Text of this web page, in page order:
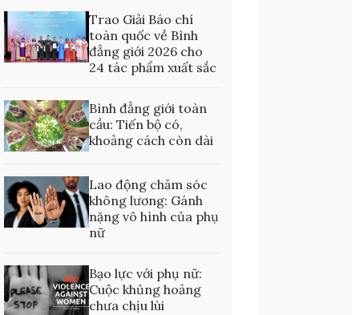
Trao Giải Báo chí
toàn quốc về Bình
đẳng giới 2026 cho
24 tác phẩm xuất sắc
Bình đẳng giới toàn
cầu: Tiến bộ có,
khoảng cách còn dài
Lao động chăm sóc
không lương: Gánh
nặng vô hình của phụ
nữ
Bạo lực với phụ nữ:
Cuộc khủng hoảng
chưa chịu lùi